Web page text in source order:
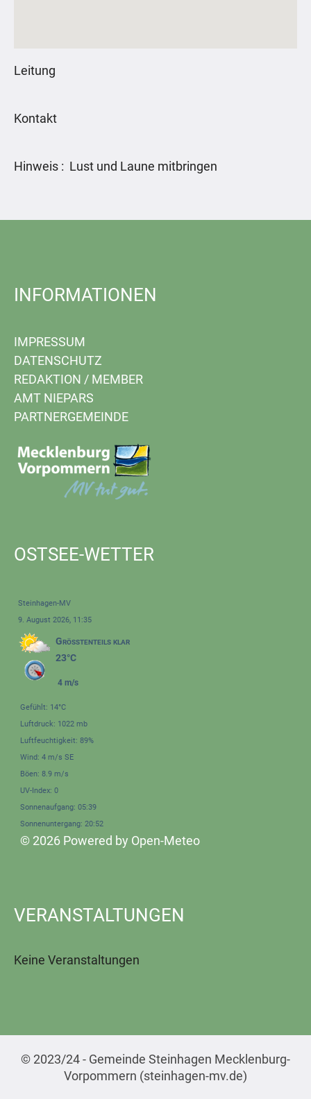
Leitung
Kontakt
Hinweis : Lust und Laune mitbringen
INFORMATIONEN
IMPRESSUM
DATENSCHUTZ
REDAKTION / MEMBER
AMT NIEPARS
PARTNERGEMEINDE
OSTSEE-WETTER
Steinhagen-MV
9. August 2026, 11:35
Größtenteils klar
23°C
4 m/s
Gefühlt: 14°C
Luftdruck: 1022 mb
Luftfeuchtigkeit: 89%
Wind: 4 m/s SE
Böen: 8.9 m/s
UV-Index: 0
Sonnenaufgang: 05:39
Sonnenuntergang: 20:52
© 2026 Powered by Open-Meteo
VERANSTALTUNGEN
Keine Veranstaltungen
© 2023/24 - Gemeinde Steinhagen Mecklenburg-
Vorpommern (steinhagen-mv.de)